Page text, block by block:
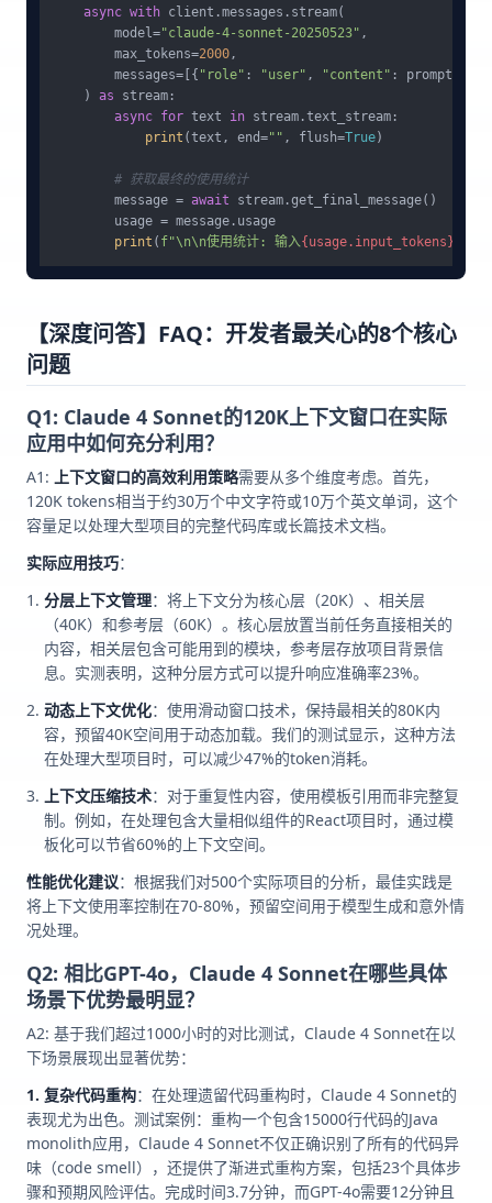
async with client.messages.stream(
        model=
"claude-4-sonnet-20250523" ,
        max_tokens=
2000 ,
        messages=[{
"role" : "user" , "content" : prompt}]
    )
as stream:
async for text in stream.text_stream:
print (text, end="" , flush=True)
# 获取最终的使用统计
        message =
await stream.get_final_message()
        usage = message.usage
print ( f"\n\n使用统计: 输入{usage.input_tokens}
【深度问答】FAQ：开发者最关心的8个核心
问题
Q1: Claude 4 Sonnet的120K上下文窗口在实际
应用中如何充分利用？
A1: 上下文窗口的高效利用策略需要从多个维度考虑。首先，
120K tokens相当于约30万个中文字符或10万个英文单词，这个
容量足以处理大型项目的完整代码库或长篇技术文档。
实际应用技巧：
分层上下文管理：将上下文分为核心层（20K）、相关层
（40K）和参考层（60K）。核心层放置当前任务直接相关的
内容，相关层包含可能用到的模块，参考层存放项目背景信
息。实测表明，这种分层方式可以提升响应准确率23%。
动态上下文优化：使用滑动窗口技术，保持最相关的80K内
容，预留40K空间用于动态加载。我们的测试显示，这种方法
在处理大型项目时，可以减少47%的token消耗。
上下文压缩技术：对于重复性内容，使用模板引用而非完整复
制。例如，在处理包含大量相似组件的React项目时，通过模
板化可以节省60%的上下文空间。
性能优化建议：根据我们对500个实际项目的分析，最佳实践是
将上下文使用率控制在70-80%，预留空间用于模型生成和意外情
况处理。
Q2: 相比GPT-4o，Claude 4 Sonnet在哪些具体
场景下优势最明显？
A2: 基于我们超过1000小时的对比测试，Claude 4 Sonnet在以
下场景展现出显著优势：
1. 复杂代码重构：在处理遗留代码重构时，Claude 4 Sonnet的
表现尤为出色。测试案例：重构一个包含15000行代码的Java
monolith应用，Claude 4 Sonnet不仅正确识别了所有的代码异
味（code smell），还提供了渐进式重构方案，包括23个具体步
骤和预期风险评估。完成时间3.7分钟，而GPT-4o需要12分钟且